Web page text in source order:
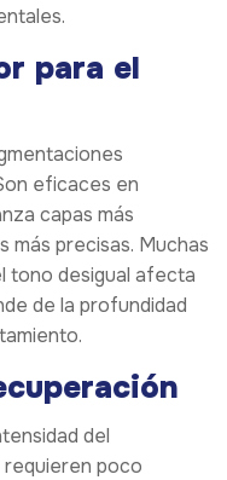
para el
eficaces en
capas más
precisas. Muchas
tono desigual afecta
de la profundidad
del
poco